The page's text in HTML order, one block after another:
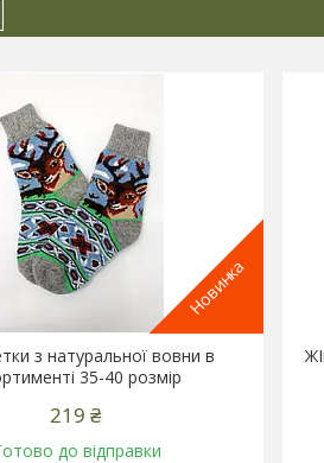
Новинка
з натуральної вовни в
35-40 розмір
219 ₴
до відправки